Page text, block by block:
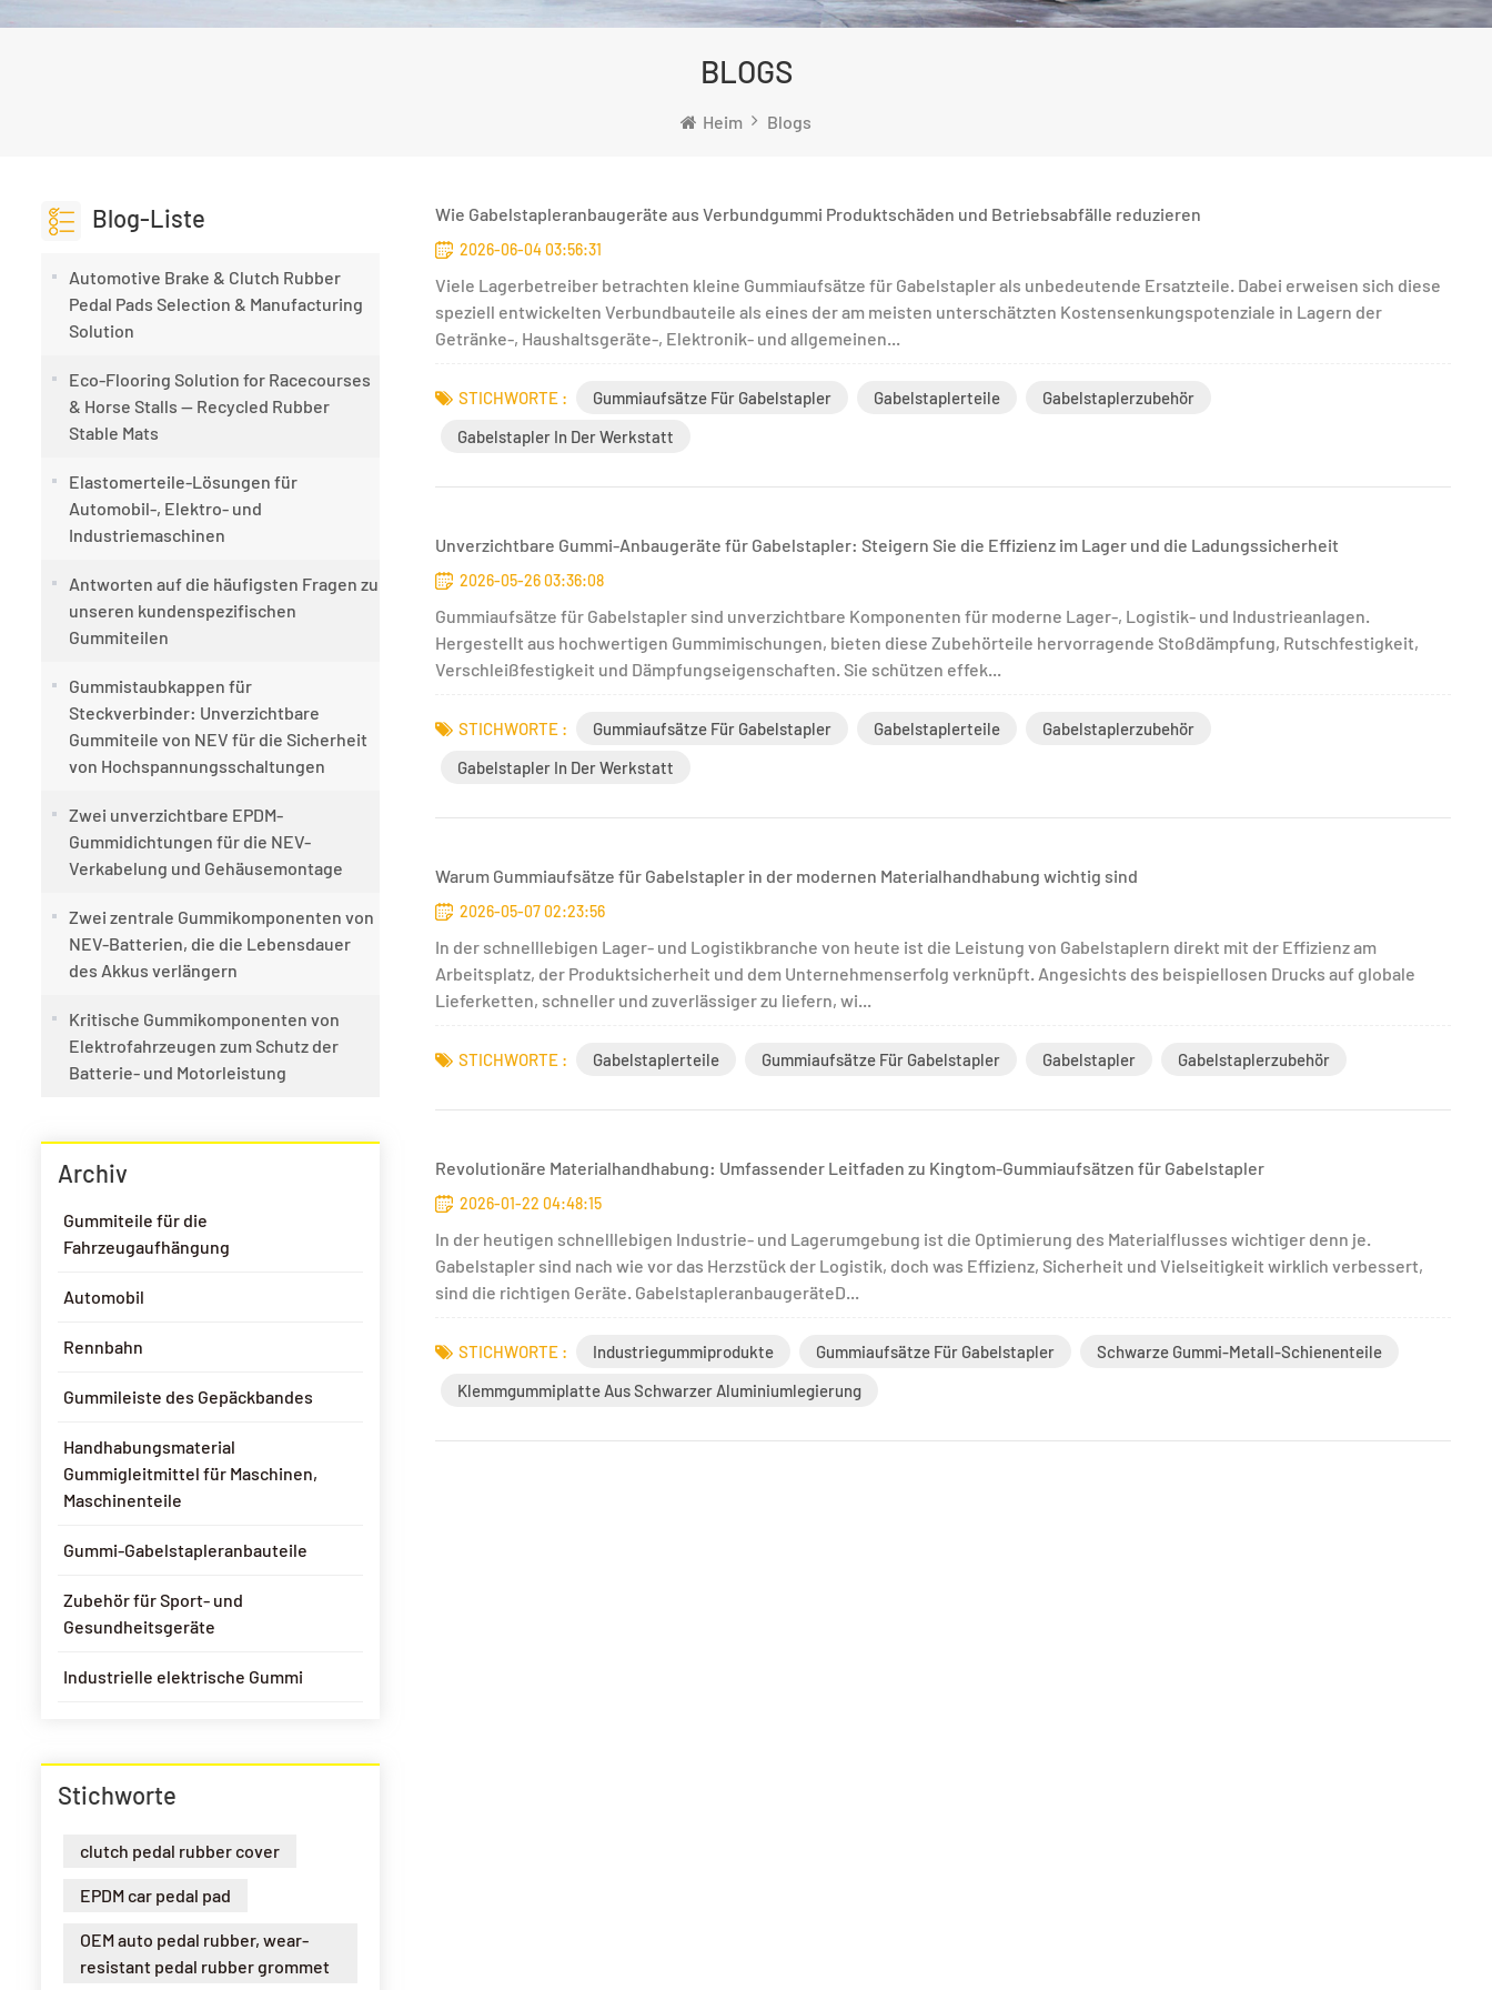
BLOGS
Heim Blogs
Blog-Liste
Automotive Brake & Clutch Rubber
Pedal Pads Selection & Manufacturing
Solution
Eco-Flooring Solution for Racecourses
& Horse Stalls — Recycled Rubber
Stable Mats
Elastomerteile-Lösungen für
Automobil-, Elektro- und
Industriemaschinen
Antworten auf die häufigsten Fragen zu
unseren kundenspezifischen
Gummiteilen
Gummistaubkappen für
Steckverbinder: Unverzichtbare
Gummiteile von NEV für die Sicherheit
von Hochspannungsschaltungen
Zwei unverzichtbare EPDM-
Gummidichtungen für die NEV-
Verkabelung und Gehäusemontage
Zwei zentrale Gummikomponenten von
NEV-Batterien, die die Lebensdauer
des Akkus verlängern
Kritische Gummikomponenten von
Elektrofahrzeugen zum Schutz der
Batterie- und Motorleistung
Archiv
Gummiteile für die
Fahrzeugaufhängung
Automobil
Rennbahn
Gummileiste des Gepäckbandes
Handhabungsmaterial
Gummigleitmittel für Maschinen,
Maschinenteile
Gummi-Gabelstapleranbauteile
Zubehör für Sport- und
Gesundheitsgeräte
Industrielle elektrische Gummi
Stichworte
clutch pedal rubber cover
EPDM car pedal pad
OEM auto pedal rubber, wear-
resistant pedal rubber grommet
Wie Gabelstapleranbaugeräte aus Verbundgummi Produktschäden und Betriebsabfälle reduzieren
2026-06-04 03:56:31
Viele Lagerbetreiber betrachten kleine Gummiaufsätze für Gabelstapler als unbedeutende Ersatzteile. Dabei erweisen sich diese
speziell entwickelten Verbundbauteile als eines der am meisten unterschätzten Kostensenkungspotenziale in Lagern der
Getränke-, Haushaltsgeräte-, Elektronik- und allgemeinen...
STICHWORTE : Gummiaufsätze Für Gabelstapler Gabelstaplerteile
Gabelstaplerzubehör
Gabelstapler In Der Werkstatt
Unverzichtbare Gummi-Anbaugeräte für Gabelstapler: Steigern Sie die Effizienz im Lager und die Ladungssicherheit
2026-05-26 03:36:08
Gummiaufsätze für Gabelstapler sind unverzichtbare Komponenten für moderne Lager-, Logistik- und Industrieanlagen.
Hergestellt aus hochwertigen Gummimischungen, bieten diese Zubehörteile hervorragende Stoßdämpfung, Rutschfestigkeit,
Verschleißfestigkeit und Dämpfungseigenschaften. Sie schützen effek...
STICHWORTE : Gummiaufsätze Für Gabelstapler Gabelstaplerteile
Gabelstaplerzubehör
Gabelstapler In Der Werkstatt
Warum Gummiaufsätze für Gabelstapler in der modernen Materialhandhabung wichtig sind
2026-05-07 02:23:56
In der schnelllebigen Lager- und Logistikbranche von heute ist die Leistung von Gabelstaplern direkt mit der Effizienz am
Arbeitsplatz, der Produktsicherheit und dem Unternehmenserfolg verknüpft. Angesichts des beispiellosen Drucks auf globale
Lieferketten, schneller und zuverlässiger zu liefern, wi...
STICHWORTE : Gabelstaplerteile Gummiaufsätze Für Gabelstapler Gabelstapler Gabelstaplerzubehör
Revolutionäre Materialhandhabung: Umfassender Leitfaden zu Kingtom-Gummiaufsätzen für Gabelstapler
2026-01-22 04:48:15
In der heutigen schnelllebigen Industrie- und Lagerumgebung ist die Optimierung des Materialflusses wichtiger denn je.
Gabelstapler sind nach wie vor das Herzstück der Logistik, doch was Effizienz, Sicherheit und Vielseitigkeit wirklich verbessert,
sind die richtigen Geräte. GabelstapleranbaugeräteD...
STICHWORTE : Industriegummiprodukte Gummiaufsätze Für Gabelstapler
Schwarze Gummi-Metall-Schienenteile
Klemmgummiplatte Aus Schwarzer Aluminiumlegierung